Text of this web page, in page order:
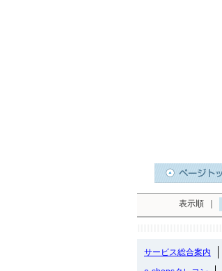
表示順
サービス総合案内